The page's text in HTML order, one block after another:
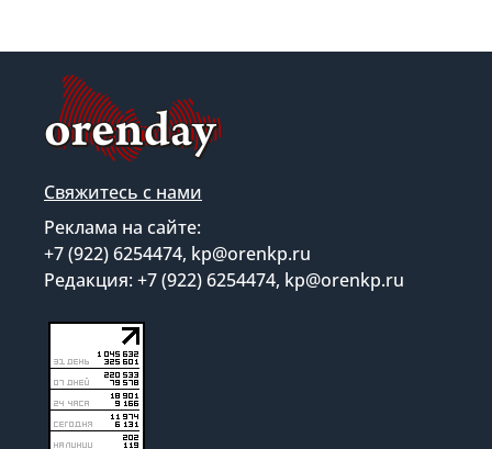
Свяжитесь с нами
Реклама на сайте:
+7 (922) 6254474, kp@orenkp.ru
Редакция: +7 (922) 6254474, kp@orenkp.ru